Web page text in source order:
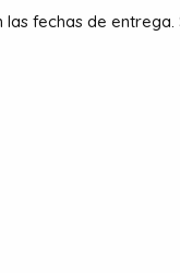
fechas de